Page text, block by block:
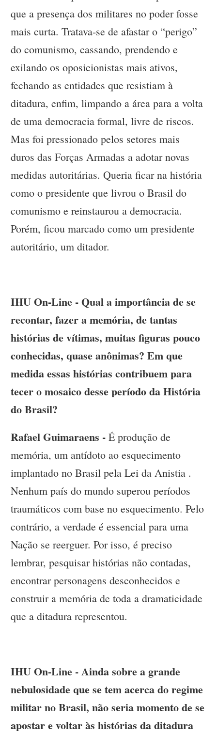
que a presença dos militares no poder fosse
mais curta. Tratava-se de afastar o “perigo”
do comunismo, cassando, prendendo e
exilando os oposicionistas mais ativos,
fechando as entidades que resistiam à
ditadura, enfim, limpando a área para a volta
de uma democracia formal, livre de riscos.
Mas foi pressionado pelos setores mais
duros das Forças Armadas a adotar novas
medidas autoritárias. Queria ficar na história
como o presidente que livrou o Brasil do
comunismo e reinstaurou a democracia.
Porém, ficou marcado como um presidente
autoritário, um ditador.
IHU On-Line - Qual a importância de se
recontar, fazer a memória, de tantas
histórias de vítimas, muitas figuras pouco
conhecidas, quase anônimas? Em que
medida essas histórias contribuem para
tecer o mosaico desse período da História
do Brasil?
Rafael Guimaraens -É produção de
memória, um antídoto ao esquecimento
implantado no Brasil pela Lei da Anistia .
Nenhum país do mundo superou períodos
traumáticos com base no esquecimento. Pelo
contrário, a verdade é essencial para uma
Nação se reerguer. Por isso, é preciso
lembrar, pesquisar histórias não contadas,
encontrar personagens desconhecidos e
construir a memória de toda a dramaticidade
que a ditadura representou.
IHU On-Line - Ainda sobre a grande
nebulosidade que se tem acerca do regime
militar no Brasil, não seria momento de se
apostar e voltar às histórias da ditadura